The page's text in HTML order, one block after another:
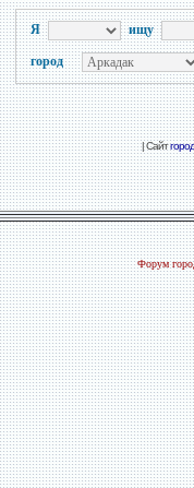
Я ищу
город
| Сайт
Форум